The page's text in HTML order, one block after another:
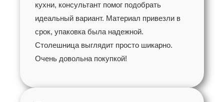
кухни, консультант помог подобрать
идеальный вариант. Материал привезли в
срок, упаковка была надежной.
Столешница выглядит просто шикарно.
Очень довольна покупкой!